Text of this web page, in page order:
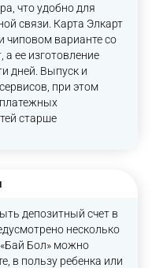
что удобно для
связи. Карта Элкарт
чиповом варианте со
а ее изготовление
дней. Выпуск и
при этом
старше
депозитный счет в
несколько
Бол» можно
в пользу ребенка или